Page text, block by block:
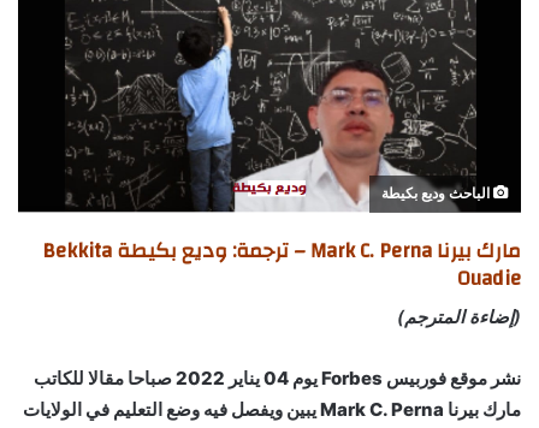
الباحث وديع بكيطة
مارك بيرنا Mark C. Perna – ترجمة: وديع بكيطة Bekkita
Ouadie
(إضاءة المترجم)
نشر موقع فوربيس Forbes يوم 04 يناير 2022 صباحا مقالا للكاتب
مارك بيرنا Mark C. Perna يبين ويفصل فيه وضع التعليم في الولايات